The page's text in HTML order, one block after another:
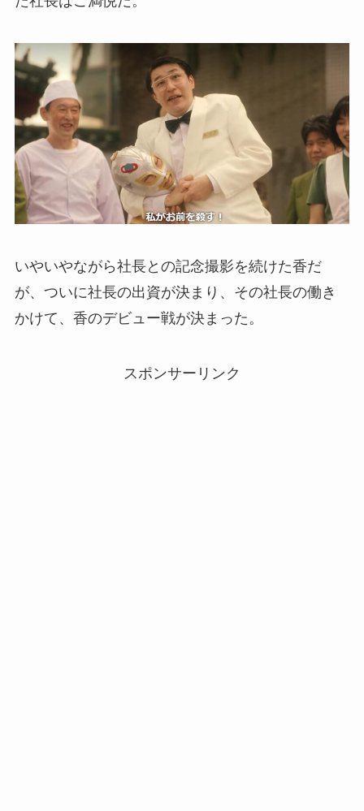
いやいやながら社長との記念撮影を続けた香だ
が、ついに社長の出資が決まり、その社長の働き
かけて、香のデビュー戦が決まった。
スポンサーリンク